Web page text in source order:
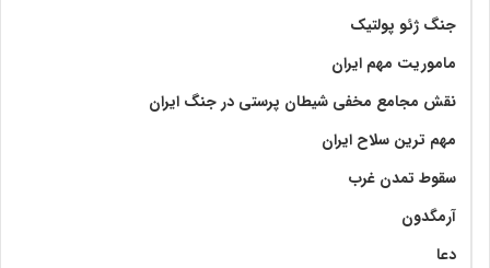
جنگ ژئو پولتیک
ماموریت مهم ایران
نقش مجامع مخفی شیطان پرستی در جنگ ایران
مهم ترین سلاح ایران
سقوط تمدن غرب
آرمگدون
دعا